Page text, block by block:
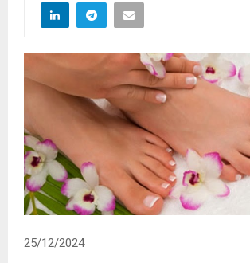
25/12/2024